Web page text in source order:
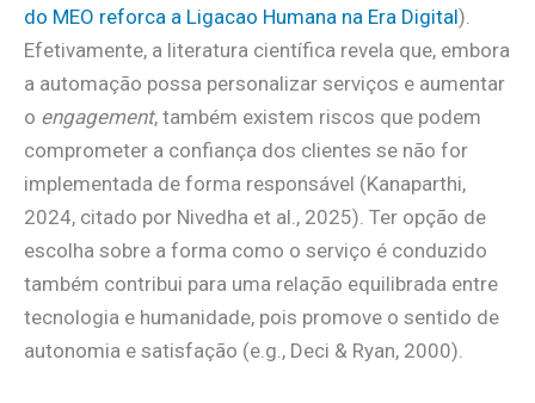
do MEO reforca a Ligacao Humana na Era Digital).
Efetivamente, a literatura científica revela que, embora
a automação possa personalizar serviços e aumentar
o engagement, também existem riscos que podem
comprometer a confiança dos clientes se não for
implementada de forma responsável (Kanaparthi,
2024, citado por Nivedha et al., 2025). Ter opção de
escolha sobre a forma como o serviço é conduzido
também contribui para uma relação equilibrada entre
tecnologia e humanidade, pois promove o sentido de
autonomia e satisfação (e.g., Deci & Ryan, 2000).